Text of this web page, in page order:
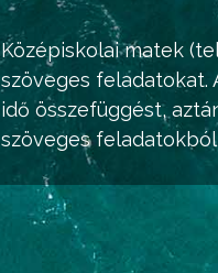
Középiskolai matek
szöveges feladatokat.
idő összefüggést,
szöveges